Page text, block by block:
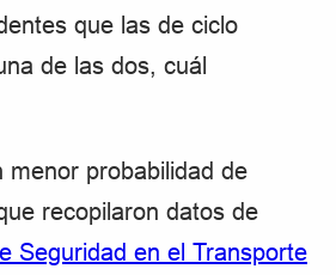
que las de ciclo
de las dos, cuál
menor probabilidad de
recopilaron datos de
Seguridad en el Transporte